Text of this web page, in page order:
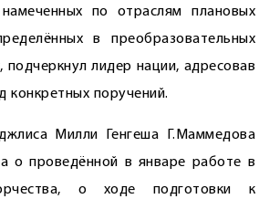
по отраслям плановых
в преобразовательных
подчеркнул лидер нации, адресовав
конкретных поручений.
Милли Генгеша Г.Маммедова
о проведённой в январе работе в
о ходе подготовки к